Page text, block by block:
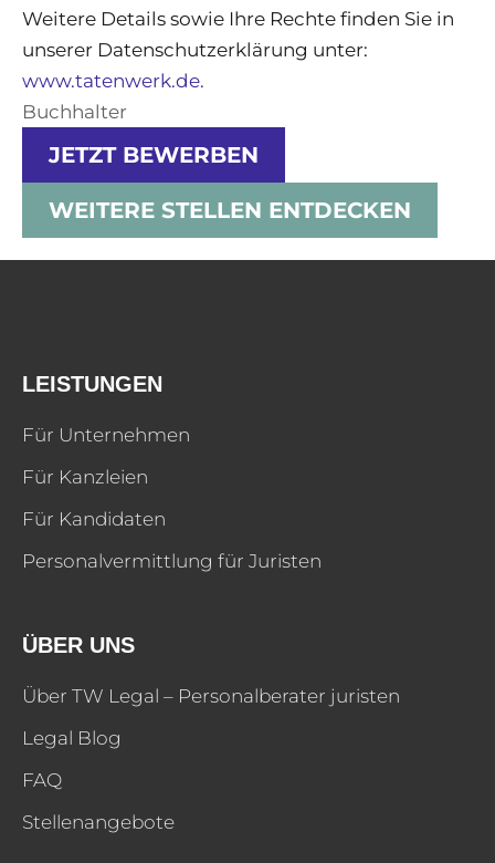
Weitere Details sowie Ihre Rechte finden Sie in
unserer Datenschutzerklärung unter:
www.tatenwerk.de.
Buchhalter
JETZT BEWERBEN
WEITERE STELLEN ENTDECKEN
LEISTUNGEN
Für Unternehmen
Für Kanzleien
Für Kandidaten
Personalvermittlung für Juristen
ÜBER UNS
Über TW Legal – Personalberater juristen
Legal Blog
FAQ
Stellenangebote